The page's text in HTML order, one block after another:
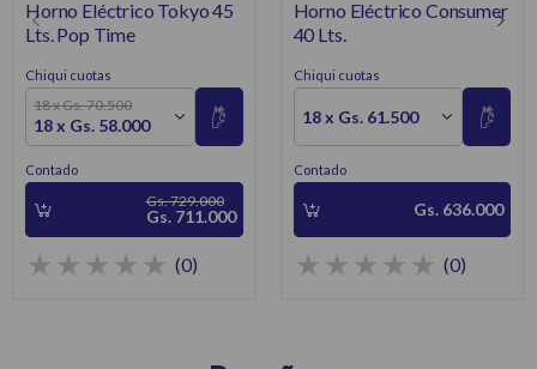
Horno Eléctrico Tokyo 45
Lts. Pop Time
Chiqui cuotas
18 x Gs. 70.500
18 x Gs. 58.000
Contado
Gs. 729.000
Gs. 711.000
(0)
Horno Eléctrico Consumer
40 Lts.
Chiqui cuotas
18 x Gs. 61.500
Contado
Gs. 636.000
(0)